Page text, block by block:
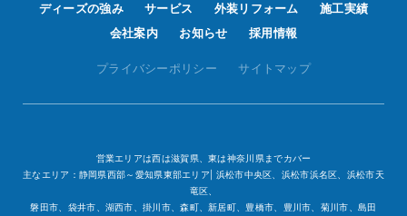
ディーズの強み サービス 外装リフォーム
施工実績
会社案内
お知らせ 採用情報
プライバシーポリシー サイトマップ
営業エリアは西は滋賀県、東は神奈川県までカバー
主なエリア：静岡県西部～愛知県東部エリア| 浜松市中央区、浜松市浜名区、浜松市天
竜区、
磐田市、袋井市、湖西市、掛川市、森町、新居町、豊橋市、豊川市、菊川市、島田